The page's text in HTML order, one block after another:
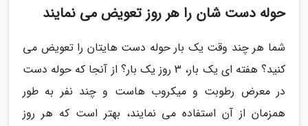
حوله دست شان را هر روز تعویض می نمایند
شما هر چند وقت یک بار حوله دست هایتان را تعویض می
کنید؟ هفته ای یک بار، 3 روز یک بار؟ از آنجا که حوله دست
در معرض رطوبت و میکروب هاست و چند نفر به طور
همزمان از آن استفاده می نمایند، بهتر است که هر روز